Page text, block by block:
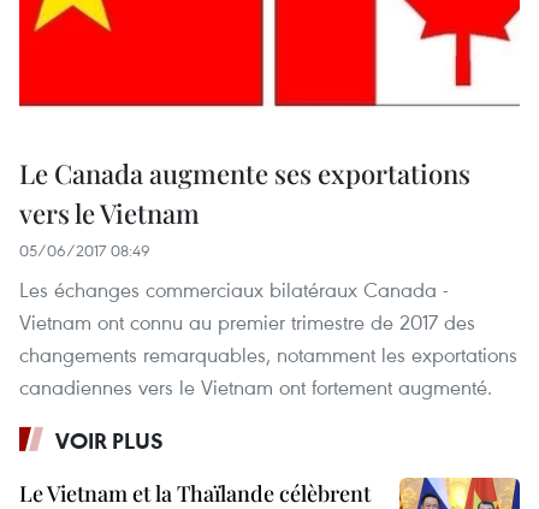
Le Canada augmente ses exportations
vers le Vietnam
05/06/2017 08:49
Les échanges commerciaux bilatéraux Canada -
Vietnam ont connu au premier trimestre de 2017 des
changements remarquables, notamment les exportations
canadiennes vers le Vietnam ont fortement augmenté.
VOIR PLUS
Le Vietnam et la Thaïlande célèbrent